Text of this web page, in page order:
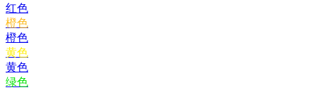
红色
橙色
橙色
黄色
黄色
绿色